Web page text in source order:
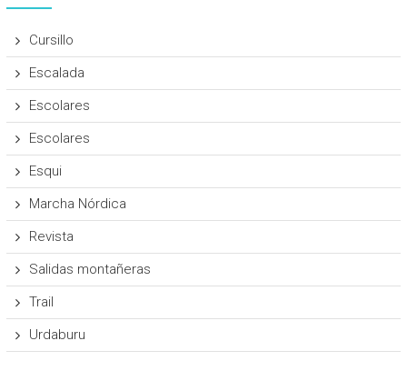
Cursillo
Escalada
Escolares
Escolares
Esqui
Marcha Nórdica
Revista
Salidas montañeras
Trail
Urdaburu